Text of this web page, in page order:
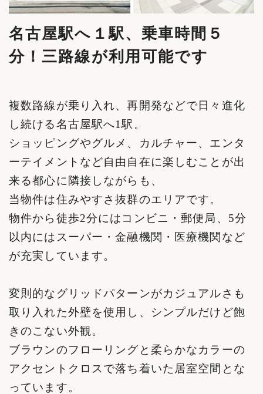
名古屋駅へ１駅、乗車時間５
分！三路線が利用可能です
複数路線が乗り入れ、再開発などで日々進化
し続ける名古屋駅へ1駅。
ショッピングやグルメ、カルチャー、エンタ
ーテイメントなど自由自在に楽しむことが出
来る都心に隣接しながらも、
当物件は住みやすさ抜群のエリアです。
物件から徒歩2分にはコンビニ・郵便局、5分
以内にはスーパー・金融機関・医療機関など
が充実しています。
変則的なグリッドパターンがカジュアルさも
取り入れた外壁を使用し、シンプルだけど飽
きのこない外観。
ブラウンのフローリングと柔らかなカラーの
アクセントクロスで落ち着いた居室空間とな
っています。